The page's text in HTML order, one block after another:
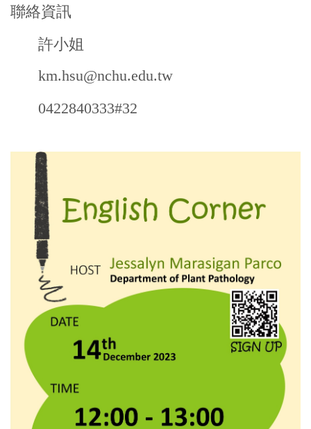
聯絡資訊
許小姐
km.hsu@nchu.edu.tw
0422840333#32